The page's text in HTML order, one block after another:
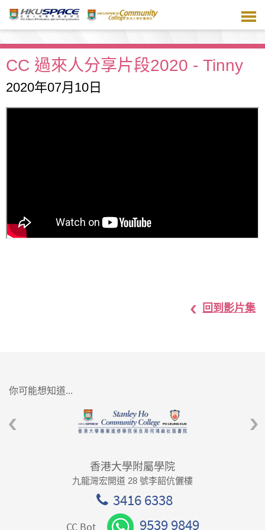
主
容CC 過來人分享片段2020 - Tinny
2020年07月10日
回到影片集
你可能想知道...
香港大學附屬學院
九龍灣宏開道 28 號李韶伉儷樓
3416 6338
CC Bot 9539 9849